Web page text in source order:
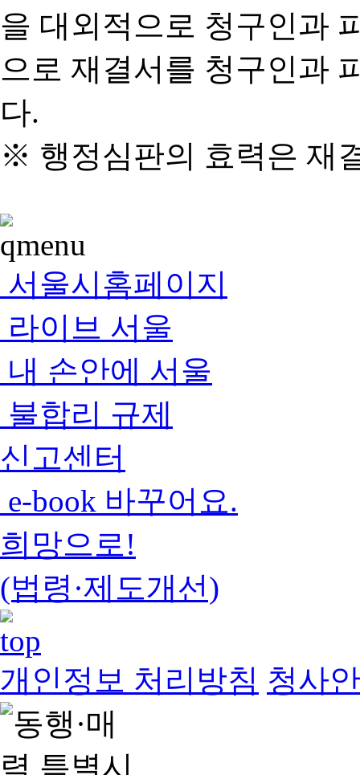
을 대외적으로 청구인과
으로 재결서를 청구인과
다.
※ 행정심판의 효력은 재
서울시홈페이지
라이브 서울
내 손안에 서울
불합리 규제
신고센터
e-book 바꾸어요.
희망으로!
(법령·제도개선)
개인정보 처리방침 청사